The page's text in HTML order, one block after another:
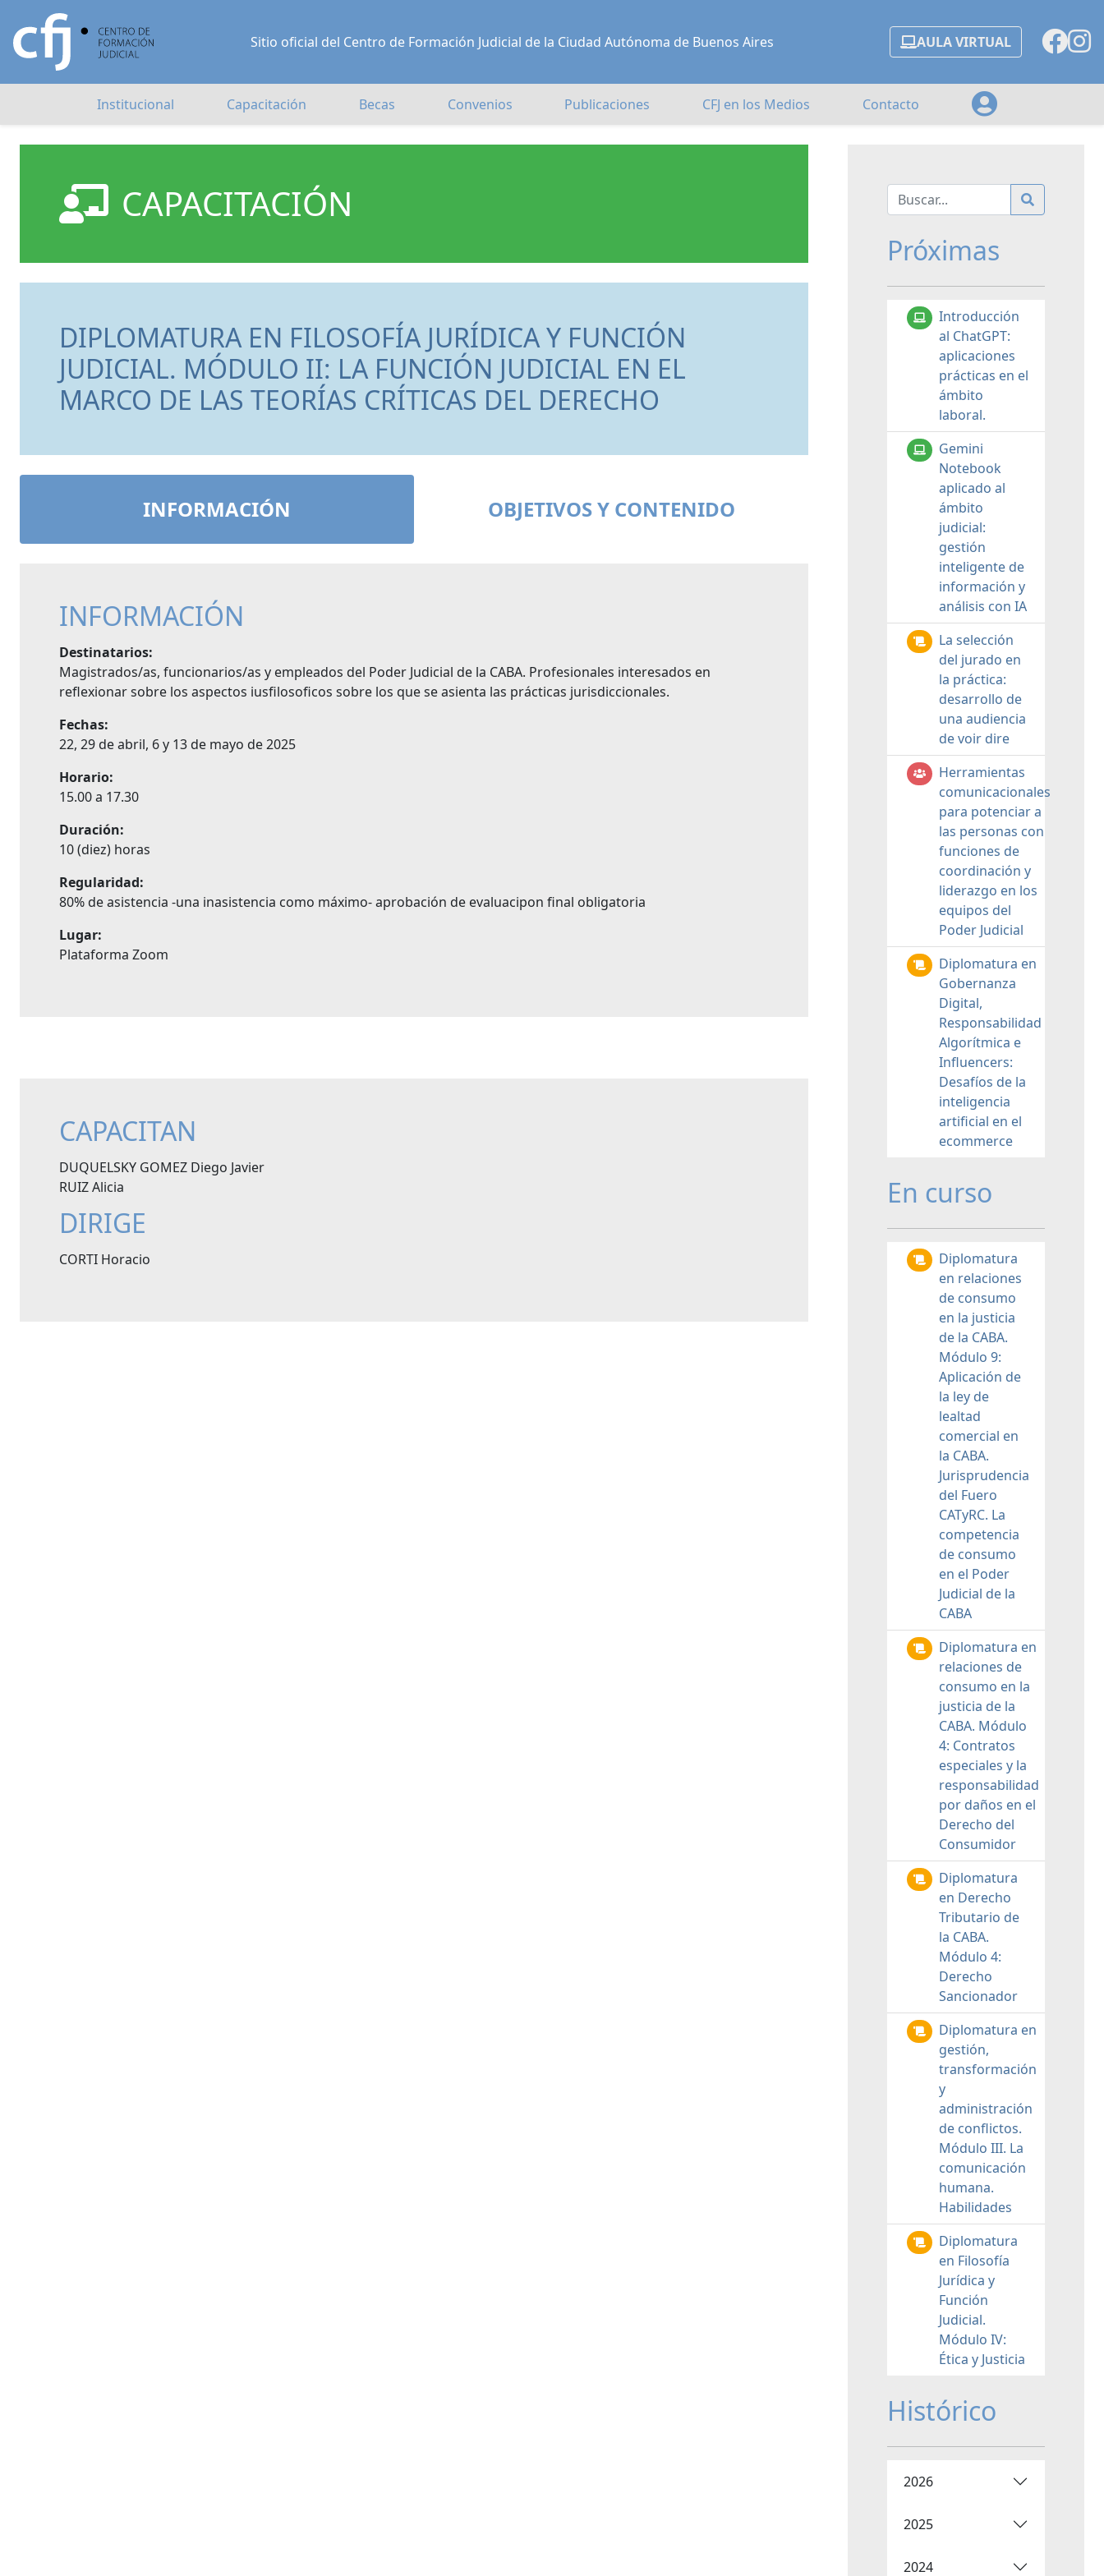
Sitio oficial del Centro de Formación Judicial de la Ciudad Autónoma de Buenos Aires AULA VIRTUAL
Institucional Capacitación Becas Convenios Publicaciones CFJ en los Medios Contacto
CAPACITACIÓN
DIPLOMATURA EN FILOSOFÍA JURÍDICA Y FUNCIÓN
JUDICIAL. MÓDULO II: LA FUNCIÓN JUDICIAL EN EL
MARCO DE LAS TEORÍAS CRÍTICAS DEL DERECHO
INFORMACIÓN OBJETIVOS Y CONTENIDO
INFORMACIÓN
Destinatarios:
Magistrados/as, funcionarios/as y empleados del Poder Judicial de la CABA. Profesionales interesados en
reflexionar sobre los aspectos iusfilosoficos sobre los que se asienta las prácticas jurisdiccionales.
Fechas:
22, 29 de abril, 6 y 13 de mayo de 2025
Horario:
15.00 a 17.30
Duración:
10 (diez) horas
Regularidad:
80% de asistencia -una inasistencia como máximo- aprobación de evaluacipon final obligatoria
Lugar:
Plataforma Zoom
CAPACITAN
DUQUELSKY GOMEZ Diego Javier
RUIZ Alicia
DIRIGE
CORTI Horacio
Próximas
Introducción
al ChatGPT:
aplicaciones
prácticas en el
ámbito
laboral.
Gemini
Notebook
aplicado al
ámbito
judicial:
gestión
inteligente de
información y
análisis con IA
La selección
del jurado en
la práctica:
desarrollo de
una audiencia
de voir dire
Herramientas
comunicacionales
para potenciar a
las personas con
funciones de
coordinación y
liderazgo en los
equipos del
Poder Judicial
Diplomatura en
Gobernanza
Digital,
Responsabilidad
Algorítmica e
Influencers:
Desafíos de la
inteligencia
artificial en el
ecommerce
En curso
Diplomatura
en relaciones
de consumo
en la justicia
de la CABA.
Módulo 9:
Aplicación de
la ley de
lealtad
comercial en
la CABA.
Jurisprudencia
del Fuero
CATyRC. La
competencia
de consumo
en el Poder
Judicial de la
CABA
Diplomatura en
relaciones de
consumo en la
justicia de la
CABA. Módulo
4: Contratos
especiales y la
responsabilidad
por daños en el
Derecho del
Consumidor
Diplomatura
en Derecho
Tributario de
la CABA.
Módulo 4:
Derecho
Sancionador
Diplomatura en
gestión,
transformación
y
administración
de conflictos.
Módulo III. La
comunicación
humana.
Habilidades
Diplomatura
en Filosofía
Jurídica y
Función
Judicial.
Módulo IV:
Ética y Justicia
Histórico
2026
2025
2024